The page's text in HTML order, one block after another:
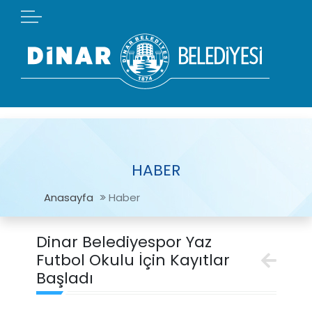
HABER
Anasayfa Haber
Dinar Belediyespor Yaz
Futbol Okulu İçin Kayıtlar
Başladı